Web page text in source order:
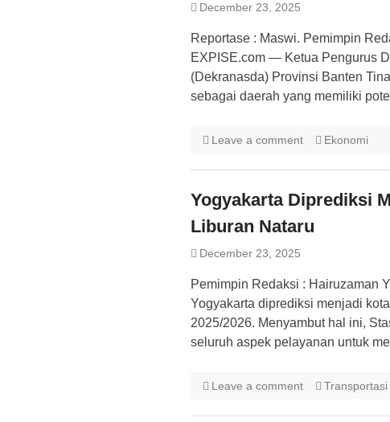
December 23, 2025
Reportase : Maswi. Pemimpin
EXPISE.com — Ketua Pengurus
(Dekranasda) Provinsi Banten
sebagai daerah yang memiliki
Leave a comment Ekonomi
Yogyakarta Diprediksi
Liburan Nataru
December 23, 2025
Pemimpin Redaksi : Hairuzaman
Yogyakarta diprediksi menjadi
2025/2026. Menyambut hal ini,
seluruh aspek pelayanan untuk
Leave a comment Transportasi